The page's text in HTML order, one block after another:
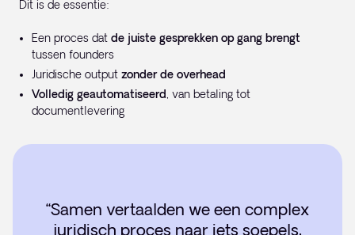
Dit is de essentie:
Een proces dat de juiste gesprekken op gang brengt
tussen founders
Juridische output zonder de overhead
Volledig geautomatiseerd, van betaling tot
documentlevering
“Samen vertaalden we een complex